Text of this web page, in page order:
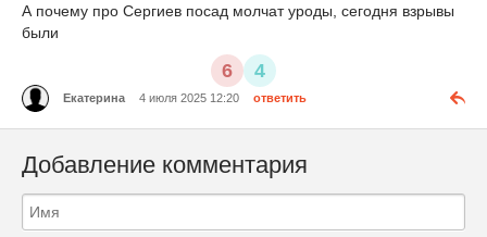
А почему про Сергиев посад молчат уроды, сегодня взрывы
были
6 4
Екатерина 4 июля 2025 12:20 ответить
Добавление комментария